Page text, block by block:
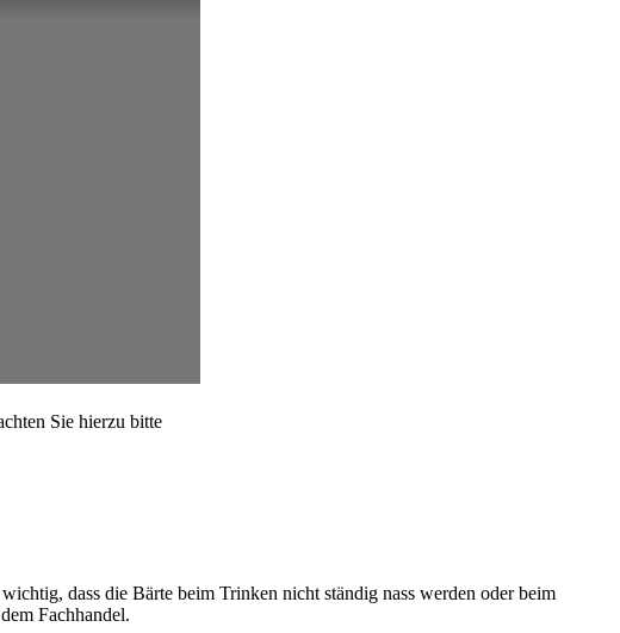
Sie hierzu bitte
dass die Bärte beim Trinken nicht ständig nass werden oder beim
Fachhandel.